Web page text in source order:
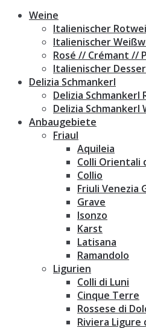
Weine
Italienischer
Italienischer
Rosé // Crémant //
Italienischer
Delizia Schmankerl
Delizia Schmankerl
Delizia Schmankerl
Anbaugebiete
Friaul
Aquileia
Colli Orientali
Collio
Friuli Venezia
Grave
Isonzo
Karst
Latisana
Ramandolo
Ligurien
Colli di Luni
Cinque Terre
Rossese di
Riviera Ligure